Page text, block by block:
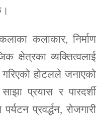
कलाकार, निर्माण
क्षेत्रका व्यक्तित्वलाई
गरिएको होटलले जनाएको
प्रयास र पारदर्शी
प्रवर्द्धन, रोजगारी